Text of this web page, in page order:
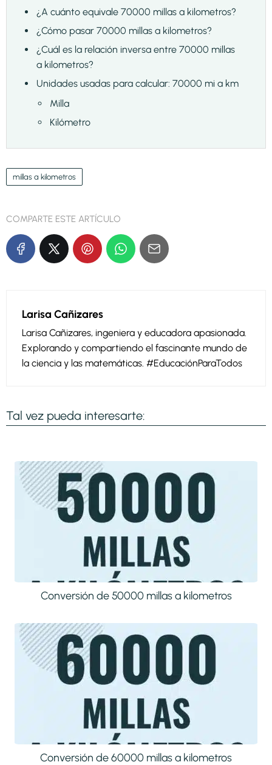
¿A cuánto equivale 70000 millas a kilometros?
¿Cómo pasar 70000 millas a kilometros?
¿Cuál es la relación inversa entre 70000 millas
a kilometros?
Unidades usadas para calcular: 70000 mi a km
Milla
Kilómetro
millas a kilometros
COMPARTE ESTE ARTÍCULO
Larisa Cañizares
Larisa Cañizares, ingeniera y educadora apasionada.
Explorando y compartiendo el fascinante mundo de
la ciencia y las matemáticas. #EducaciónParaTodos
Tal vez pueda interesarte:
Conversión de 50000 millas a kilometros
Conversión de 60000 millas a kilometros